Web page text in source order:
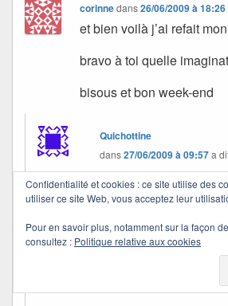
corinnedans26/06/2009 à 18:26
et bien voilà j’ai refait
bravo à toi quelle
bisous et bon week-end
Quichottine
dans27/06/2009 à 09:57a
Je suis heureuse de voir que tu
juqu’à sa dernière page, c’est
Merci à toi.
Je te souhaite un bon weekend.
Confidentialité et cookies : ce site utilise des
utiliser ce site Web, vous acceptez leur
Pour en savoir plus, notamment sur la façon
consultez : Politique relative aux cookies